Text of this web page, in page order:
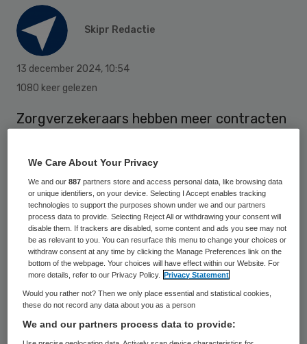
Skipr Redactie
13 december 2024, 10:54
1080 keer gelezen
Zorgverzekeraars hebben meer contracten
jaar rond deze tijd. Daardoor zijn er meer
instellingen waar de zorg volgend jaar
volledig wordt vergoed, constateert de
Nederlandse Zorgautoriteit (NZa). Die
verwacht dat het aantal contracten in de
laatste weken van het jaar nog stijgt.
Bij de universitaire ziekenhuizen zijn tot nu
toe wel minder contracten dan vorig jaar.
We Care About Your Privacy
We and our887 partners store and access personal data, like browsing data
or unique identifiers, on your device. Selecting I Accept enables tracking
technologies to support the purposes shown under we and our partners
process data to provide. Selecting Reject All or withdrawing your consent will
disable them. If trackers are disabled, some content and ads you see may not
be as relevant to you. You can resurface this menu to change your choices or
withdraw consent at any time by clicking the Manage Preferences link on the
bottom of the webpage. Your choices will have effect within our Website. For
more details, refer to our Privacy Policy.
Privacy Statement
Would you rather not? Then we only place essential and statistical cookies,
these do not record any data about you as a person
We and our partners process data to provide: